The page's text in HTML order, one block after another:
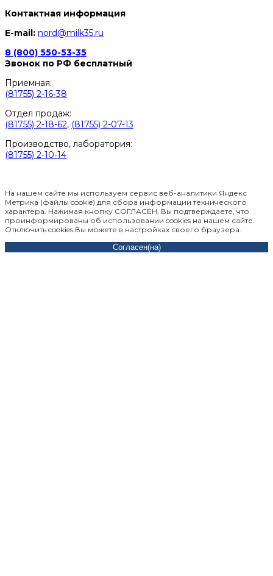
Контактная информация
E-mail: nord@milk35.ru
8 (800) 550-53-35
Звонок по РФ бесплатный
Приемная:
(81755) 2-16-38
Отдел продаж:
(81755) 2-18-62, (81755) 2-07-13
Производство, лаборатория:
(81755) 2-10-14
На нашем сайте мы используем сервис веб-аналитики Яндекс
Метрика (файлы cookie) для сбора информации технического
характера. Нажимая кнопку СОГЛАСЕН, Вы подтверждаете, что
проинформированы об использовании cookies на нашем сайте.
Отключить cookies Вы можете в настройках своего браузера.
Согласен(на)